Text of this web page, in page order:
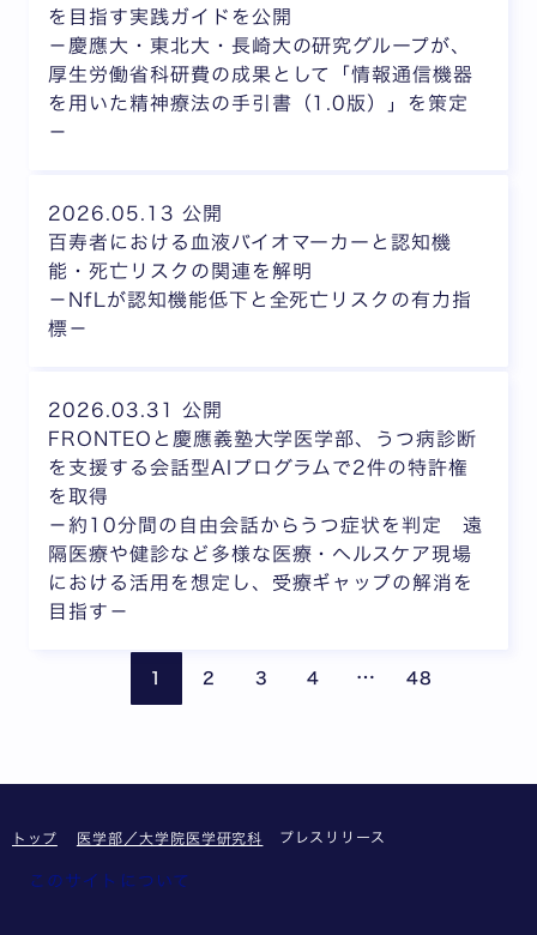
を目指す実践ガイドを公開
－慶應大・東北大・長崎大の研究グループが、
厚生労働省科研費の成果として「情報通信機器
を用いた精神療法の手引書（1.0版）」を策定
－
2026.05.13 公開
百寿者における血液バイオマーカーと認知機
能・死亡リスクの関連を解明
－NfLが認知機能低下と全死亡リスクの有力指
標－
2026.03.31 公開
FRONTEOと慶應義塾大学医学部、うつ病診断
を支援する会話型AIプログラムで2件の特許権
を取得
－約10分間の自由会話からうつ症状を判定 遠
隔医療や健診など多様な医療・ヘルスケア現場
における活用を想定し、受療ギャップの解消を
目指す－
1 2 3 4 … 48
トップ 医学部／大学院医学研究科 プレスリリース
このサイトについて